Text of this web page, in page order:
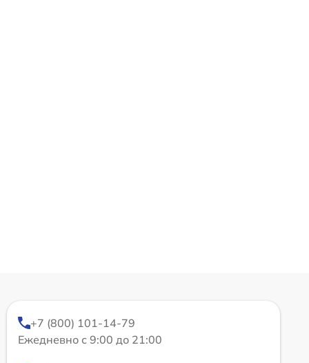
+7 (800) 101-14-79
Ежедневно с 9:00 до 21:00